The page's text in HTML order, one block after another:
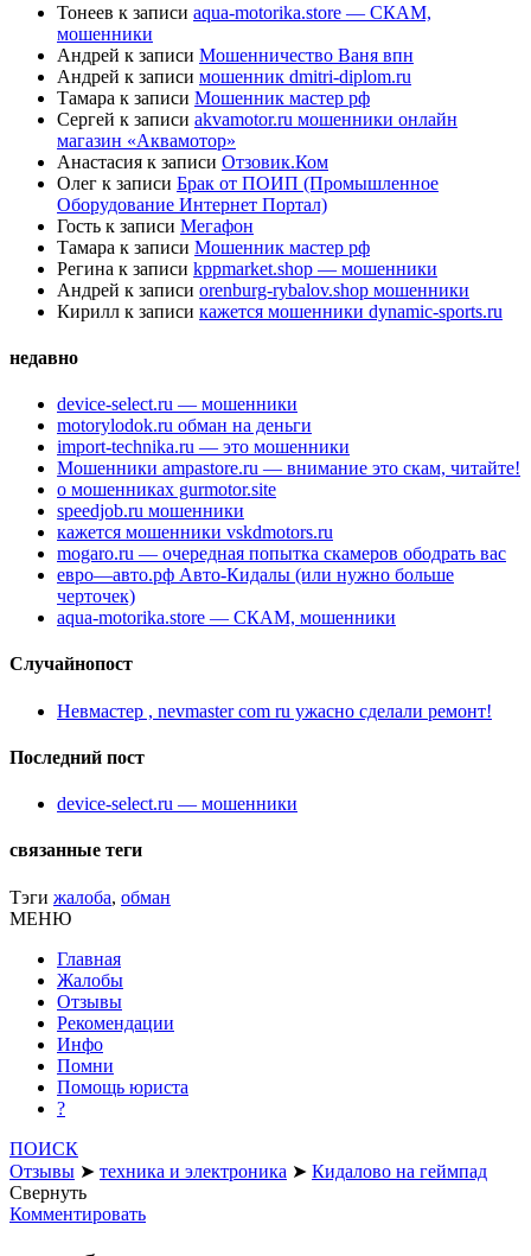
Тонеев к записи aqua-motorika.store — СКАМ,
мошенники
Андрей к записи Мошенничество Ваня впн
Андрей к записи мошенник dmitri-diplom.ru
Тамара к записи Мошенник мастер рф
Сергей к записи akvamotor.ru мошенники онлайн
магазин «Аквамотор»
Анастасия к записи Отзовик.Ком
Олег к записи Брак от ПОИП (Промышленное
Оборудование Интернет Портал)
Гость к записи Мегафон
Тамара к записи Мошенник мастер рф
Регина к записи kppmarket.shop — мошенники
Андрей к записи orenburg-rybalov.shop мошенники
Кирилл к записи кажется мошенники dynamic-sports.ru
недавно
device-select.ru — мошенники
motorylodok.ru обман на деньги
import-technika.ru — это мошенники
Мошенники ampastore.ru — внимание это скам, читайте!
о мошенниках gurmotor.site
speedjob.ru мошенники
кажется мошенники vskdmotors.ru
mogaro.ru — очередная попытка скамеров ободрать вас
евро—авто.рф Авто-Кидалы (или нужно больше
черточек)
aqua-motorika.store — СКАМ, мошенники
Случайнопост
Невмастер , nevmaster com ru ужасно сделали ремонт!
Последний пост
device-select.ru — мошенники
связанные теги
Тэги жалоба, обман
МЕНЮ
Главная
Жалобы
Отзывы
Рекомендации
Инфо
Помни
Помощь юриста
?
ПОИСК
Отзывы ➤ техника и электроника ➤ Кидалово на геймпад
Свернуть
Комментировать